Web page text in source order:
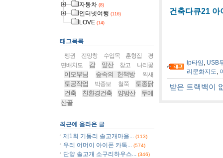
건축다큐21
ip타임 , USB
리문화지도,
받은 트랙백이
자동차 (8)
인터넷여행 (116)
LOVE (14)
태그목록
펭귄 전망창 수입목 훈형집
평
면배치도
감 앞산 창고 나리꽃
이모부님 숲속의 헌책방 찍새
토공작업 박종보 철쭉
토종닭
건축
친환경건축 양방산
두메
산골
최근에 올라온 글
제1회 기동리 솔고개마을...
(113)
우리 어머이 아이폰 카톡... (574)
단양 솔고개 소구리하우스... (346)